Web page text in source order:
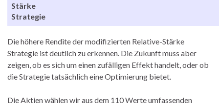
Stärke
Strategie
Die höhere Rendite der modifizierten Relative-Stärke
Strategie ist deutlich zu erkennen. Die Zukunft muss aber
zeigen, ob es sich um einen zufälligen Effekt handelt, oder ob
die Strategie tatsächlich eine Optimierung bietet.
Die Aktien wählen wir aus dem 110 Werte umfassenden